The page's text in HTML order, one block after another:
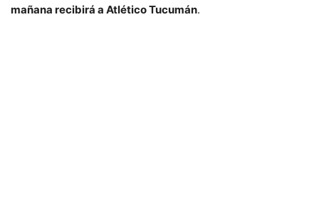
mañana recibirá a Atlético Tucumán.